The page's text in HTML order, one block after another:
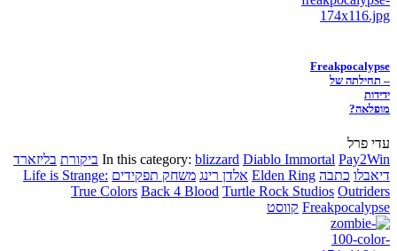
Freakpocalypse
– תחילתה של
ידידות
מופלאה?
עדי פרל
In this category: blizzard Diablo Immortal Pay2Win ביקורת בליזארד
דיאבלו כתבה Elden Ring אלדן רינג משחק תפקידים Life is Strange:
True Colors Back 4 Blood Turtle Rock Studios Outriders
Freakpocalypse קווסט